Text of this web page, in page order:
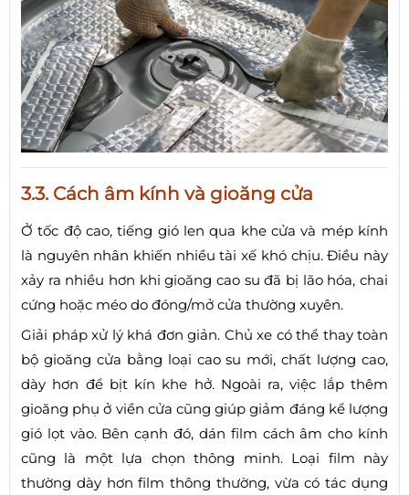
3.3. Cách âm kính và gioăng cửa
Ở tốc độ cao, tiếng gió len qua khe cửa và mép kính
là nguyên nhân khiến nhiều tài xế khó chịu. Điều này
xảy ra nhiều hơn khi gioăng cao su đã bị lão hóa, chai
cứng hoặc méo do đóng/mở cửa thường xuyên.
Giải pháp xử lý khá đơn giản. Chủ xe có thể thay toàn
bộ gioăng cửa bằng loại cao su mới, chất lượng cao,
dày hơn để bịt kín khe hở. Ngoài ra, việc lắp thêm
gioăng phụ ở viền cửa cũng giúp giảm đáng kể lượng
gió lọt vào. Bên cạnh đó, dán film cách âm cho kính
cũng là một lựa chọn thông minh. Loại film này
thường dày hơn film thông thường, vừa có tác dụng